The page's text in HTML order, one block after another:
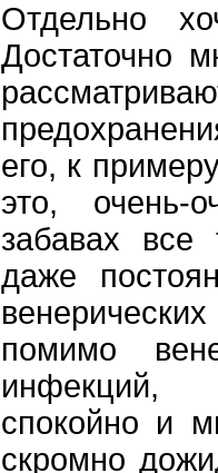
Отдельно
Достаточно
его, к
это, очень-
забавах все
даже
помимо
инфекций,
спокойно и
скромно